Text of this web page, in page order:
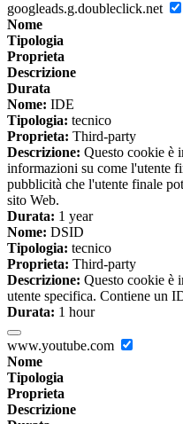
googleads.g.doubleclick.net
Nome
Tipologia
Proprieta
Descrizione
Durata
Nome: IDE
Tipologia: tecnico
Proprieta: Third-party
Descrizione: Questo cookie è
informazioni su come l'utente
pubblicità che l'utente finale
sito Web.
Durata: 1 year
Nome: DSID
Tipologia: tecnico
Proprieta: Third-party
Descrizione: Questo cookie è
utente specifica. Contiene un
Durata: 1 hour
www.youtube.com
Nome
Tipologia
Proprieta
Descrizione